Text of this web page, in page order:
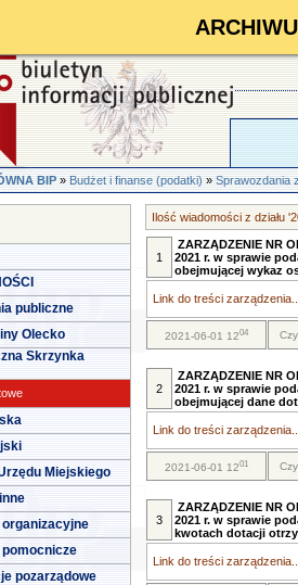
BIP»Budżet i finanse (podatki)»Sprawozdania
publiczne
Olecko
Skrzynka
Miejskiego
pozarządowe
Ilość wiadomości z działu
1
ZARZĄDZENIE NR
2021 r. w sprawie
obejmującej wykaz
Link do treści
2021-06-01 1204
2
ZARZĄDZENIE NR
2021 r. w sprawie
obejmującej dane
Link do treści
2021-06-01 1201
3
ZARZĄDZENIE NR
2021 r. w sprawie
kwotach dotacji
Link do treści